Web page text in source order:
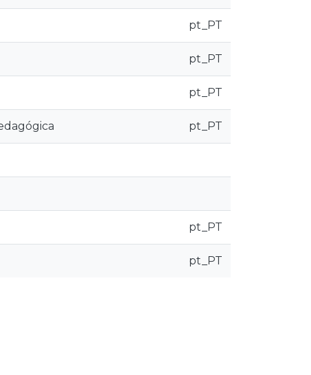
pt_PT
pt_PT
pt_PT
pt_PT
pt_PT
pt_PT